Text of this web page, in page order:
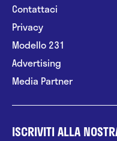
Contattaci
Privacy
Modello 231
Advertising
Media Partner
ISCRIVITI ALLA